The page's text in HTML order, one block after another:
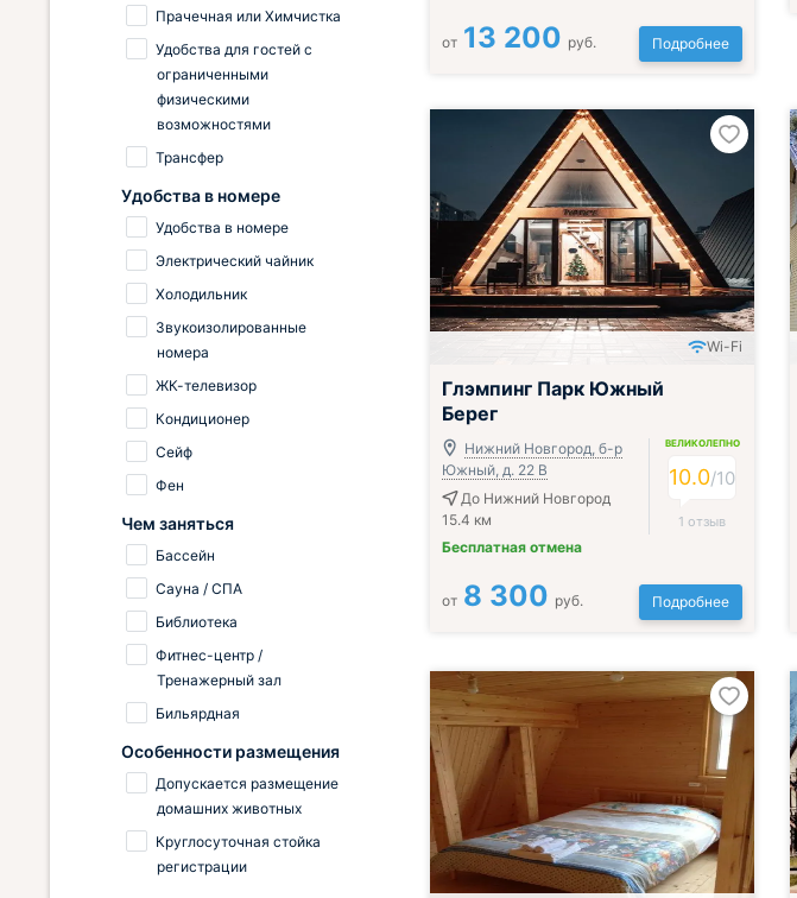
от 13 200 руб. Подробнее
Wi-Fi
Глэмпинг Парк Южный
Берег
Нижний Новгород, б-р
Южный, д. 22 В
До Нижний Новгород
15.4 км
Бесплатная отмена
ВЕЛИКОЛЕПНО
10.0/10
1 отзыв
от 8 300 руб. Подробнее
Прачечная или Химчистка
Удобства для гостей с
ограниченными
физическими
возможностями
Трансфер
Удобства в номере
Удобства в номере
Электрический чайник
Холодильник
Звукоизолированные
номера
ЖК-телевизор
Кондиционер
Сейф
Фен
Чем заняться
Бассейн
Сауна / СПА
Библиотека
Фитнес-центр /
Тренажерный зал
Бильярдная
Особенности размещения
Допускается размещение
домашних животных
Круглосуточная стойка
регистрации